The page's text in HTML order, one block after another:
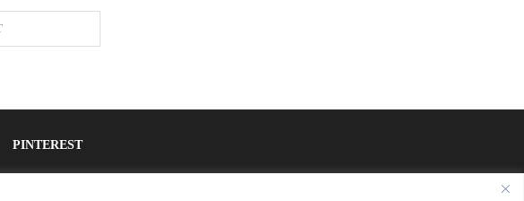
PINTEREST